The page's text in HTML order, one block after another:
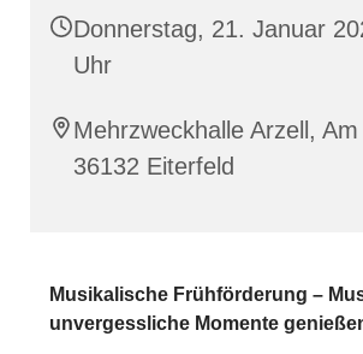
Donnerstag, 21. Januar
Uhr
Mehrzweckhalle Arzell,
36132 Eiterfeld
Musikalische Frühförderung –
unvergessliche Momente